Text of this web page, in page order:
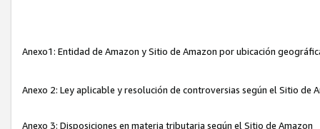
Anexo1: Entidad de Amazon y Sitio de Amazon por ubicación
Anexo 2: Ley aplicable y resolución de controversias según el Sitio de
Anexo 3: Disposiciones en materia tributaria según el Sitio de Amazon